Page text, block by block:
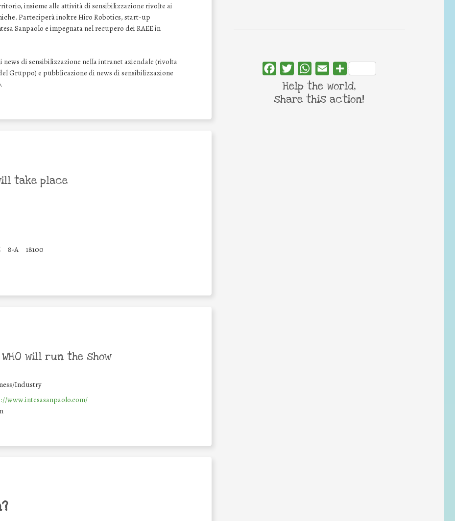
insieme alle attività di sensibilizzazione rivolte ai
Parteciperà inoltre Hiro Robotics, start-up
Sanpaolo e impegnata nel recupero dei RAEE in
di sensibilizzazione nella intranet aziendale (rivolta
Gruppo) e pubblicazione di news di sensibilizzazione
take place
8-A 18100
WHO will run the show
Industry
www.intesasanpaolo.com/
FacebookTwitterWhatsApp
Email Share
Help the world,
share this action!